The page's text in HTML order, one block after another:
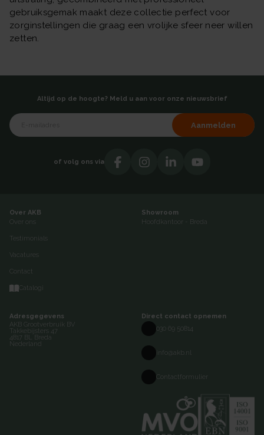
gebruiksgemak maakt deze collectie perfect voor
zorginstellingen die graag een vrolijke sfeer neer willen
zetten.
Altijd op de hoogte? Meld u aan voor onze nieuwsbrief
Aanmelden
of volg ons via
Over AKB
Over ons
Testimonials
Vacatures
Contact
Catalogi
Showroom
Hoofdkantoor - Breda
Adresgegevens
AKB Grootverbruik BV
Takkebijsters 47
4817 BL Breda
Nederland
Direct contact opnemen
030 69 50814
info@akb.nl
Contactformulier